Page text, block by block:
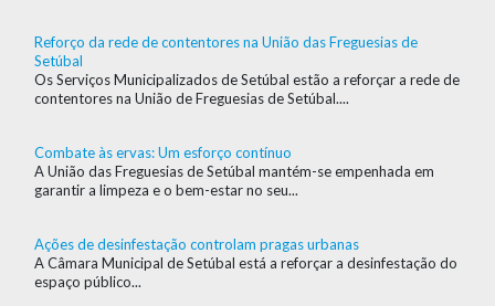
Reforço da rede de contentores na União das Freguesias de
Setúbal
Os Serviços Municipalizados de Setúbal estão a reforçar a rede de
contentores na União de Freguesias de Setúbal....
Combate às ervas: Um esforço contínuo
A União das Freguesias de Setúbal mantém-se empenhada em
garantir a limpeza e o bem-estar no seu...
Ações de desinfestação controlam pragas urbanas
A Câmara Municipal de Setúbal está a reforçar a desinfestação do
espaço público...